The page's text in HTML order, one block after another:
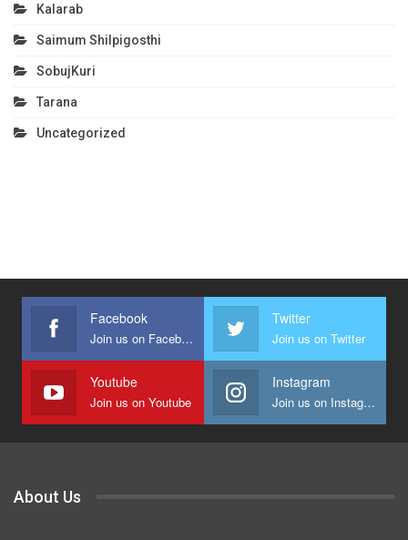
Kalarab
Saimum Shilpigosthi
SobujKuri
Tarana
Uncategorized
Facebook
Join us on Facebook
Twitter
Join us on Twitter
Youtube
Join us on Youtube
Instagram
Join us on Instagram
About Us